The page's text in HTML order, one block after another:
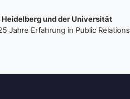
und der Universität
Jahre Erfahrung in Public Relations